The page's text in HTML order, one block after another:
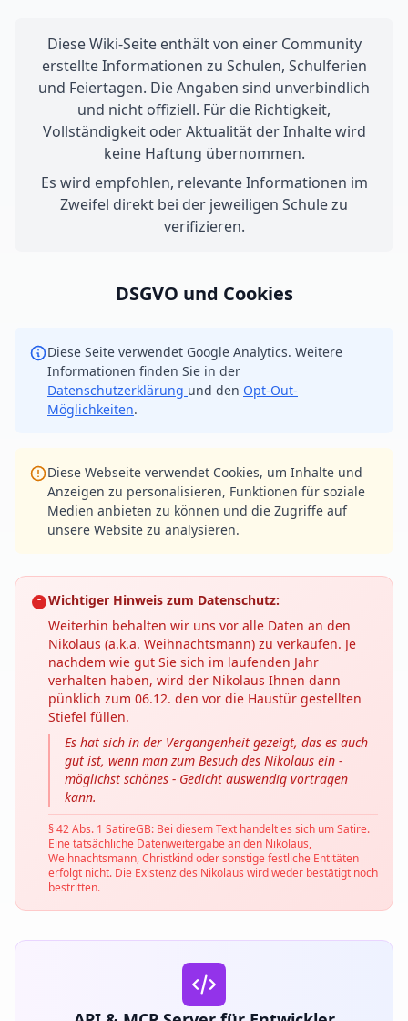
Diese Wiki-Seite enthält von einer Community
erstellte Informationen zu Schulen, Schulferien
und Feiertagen. Die Angaben sind unverbindlich
und nicht offiziell. Für die Richtigkeit,
Vollständigkeit oder Aktualität der Inhalte wird
keine Haftung übernommen.
Es wird empfohlen, relevante Informationen im
Zweifel direkt bei der jeweiligen Schule zu
verifizieren.
DSGVO und Cookies
Diese Seite verwendet Google Analytics. Weitere
Informationen finden Sie in der
Datenschutzerklärung und den Opt-Out-
Möglichkeiten.
Diese Webseite verwendet Cookies, um Inhalte und
Anzeigen zu personalisieren, Funktionen für soziale
Medien anbieten zu können und die Zugriffe auf
unsere Website zu analysieren.
Wichtiger Hinweis zum Datenschutz:
Weiterhin behalten wir uns vor alle Daten an den
Nikolaus (a.k.a. Weihnachtsmann) zu verkaufen. Je
nachdem wie gut Sie sich im laufenden Jahr
verhalten haben, wird der Nikolaus Ihnen dann
pünklich zum 06.12. den vor die Haustür gestellten
Stiefel füllen.
Es hat sich in der Vergangenheit gezeigt, das es auch
gut ist, wenn man zum Besuch des Nikolaus ein -
möglichst schönes - Gedicht auswendig vortragen
kann.
§ 42 Abs. 1 SatireGB: Bei diesem Text handelt es sich um Satire.
Eine tatsächliche Datenweitergabe an den Nikolaus,
Weihnachtsmann, Christkind oder sonstige festliche Entitäten
erfolgt nicht. Die Existenz des Nikolaus wird weder bestätigt noch
bestritten.